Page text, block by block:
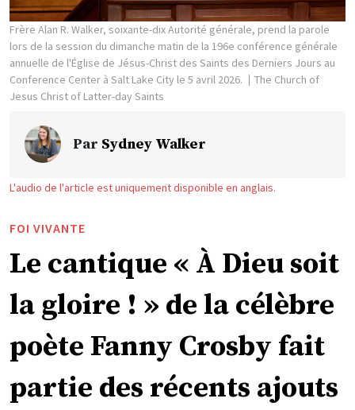
Frère Alan R. Walker, soixante-dix Autorité générale, prend la parole
lors de la session du dimanche matin de la 196e conférence générale
annuelle de l'Église de Jésus-Christ des Saints des Derniers Jours au
Conference Center à Salt Lake City le 5 avril 2026.
The Church of
Jesus Christ of Latter-day Saints
Par Sydney Walker
L'audio de l'article est uniquement disponible en anglais.
FOI VIVANTE
Le cantique « À Dieu soit
la gloire ! » de la célèbre
poète Fanny Crosby fait
partie des récents ajouts